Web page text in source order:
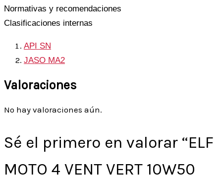
Normativas y recomendaciones
Clasificaciones internas
API SN
JASO MA2
Valoraciones
No hay valoraciones aún.
Sé el primero en valorar “ELF
MOTO 4 VENT VERT 10W50